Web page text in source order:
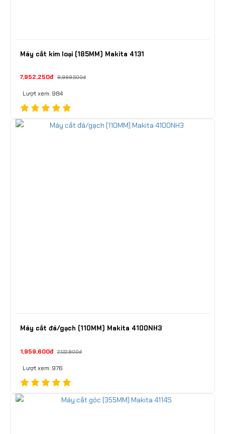
Máy cắt kim loại (185MM) Makita 4131
7,952,250đ 8,989,500đ
Lượt xem: 984
Máy cắt đá/gạch (110MM) Makita 4100NH3
1,959,600đ 2,122,900đ
Lượt xem: 976